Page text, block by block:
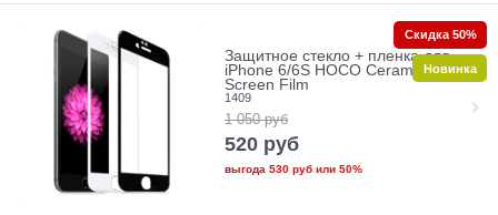
Защитное стекло + пленка для
iPhone 6/6S HOCO Ceramic Glass
Screen Film
1409
1 050 руб
520 руб
выгода 530 рубили 50%
Скидка 50%
Новинка